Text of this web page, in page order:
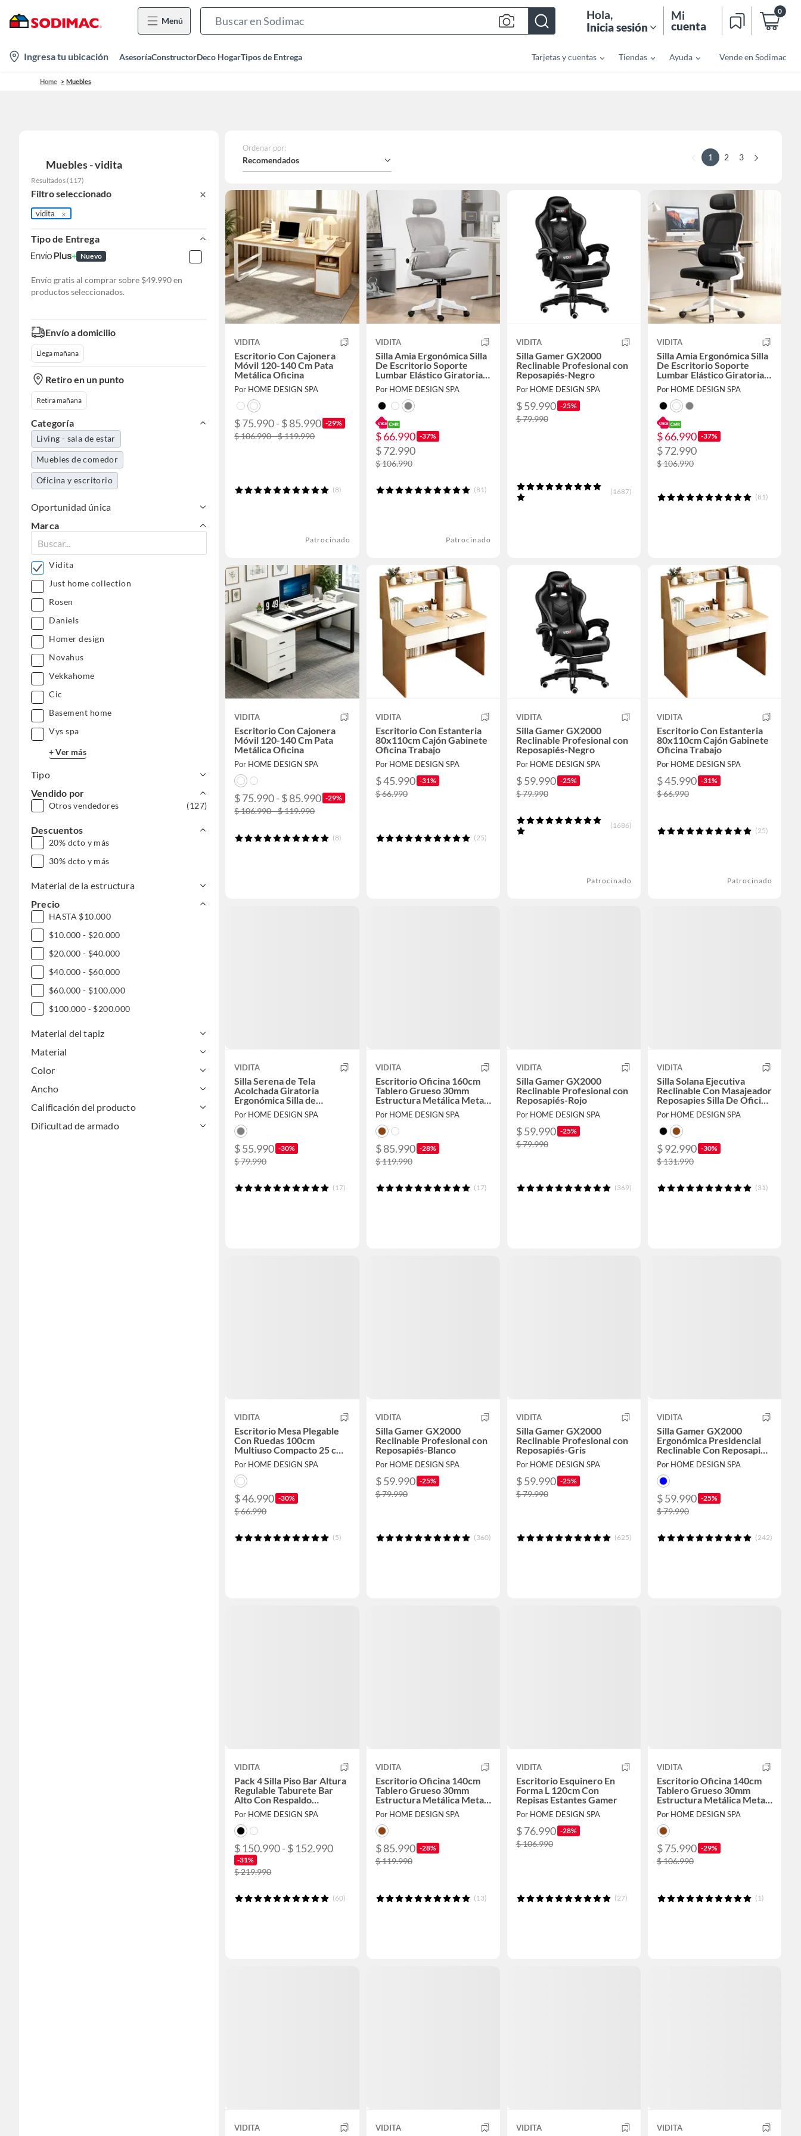
Menú
Bar
Hola,
Inicia sesión
Mi
cuenta
0
location-
icon
Ingresa tu ubicación AsesoríaConstructorDeco HogarTipos de Entrega Tarjetas y cuentas Tiendas Ayuda Vende en Sodimac
Home Muebles
Muebles - vidita
Resultados (117)
Filtro seleccionado
vidita
Tipo de Entrega
Nuevo
Envío gratis al comprar sobre $49.990 en
productos seleccionados.
Envío a domicilio
Llega mañana
Retiro en un punto
Retira mañana
Categoría
Living - sala de estar
Muebles de comedor
Oficina y escritorio
Oportunidad única
Marca
Vidita
Just home collection
Rosen
Daniels
Homer design
Novahus
Vekkahome
Cic
Basement home
Vys spa
+ Ver más
Tipo
Vendido por
Otros vendedores (127)
Descuentos
20% dcto y más
30% dcto y más
Material de la estructura
Precio
HASTA $10.000
$10.000 - $20.000
$20.000 - $40.000
$40.000 - $60.000
$60.000 - $100.000
$100.000 - $200.000
Material del tapiz
Material
Color
Ancho
Calificación del producto
Dificultad de armado
Ordenar por:
Recomendados 1 2 3
VIDITA
Escritorio Con Cajonera
Móvil 120-140 Cm Pata
Metálica Oficina
Por HOME DESIGN SPA
$ 75.990 - $ 85.990 -29%
$ 106.990 - $ 119.990
(8)
Patrocinado
VIDITA
Silla Amia Ergonómica Silla
De Escritorio Soporte
Lumbar Elástico Giratoria
Oficina
Por HOME DESIGN SPA
$ 66.990 -37%
$ 72.990
$ 106.990
(81)
Patrocinado
VIDITA
Silla Gamer GX2000
Reclinable Profesional con
Reposapiés-Negro
Por HOME DESIGN SPA
$ 59.990 -25%
$ 79.990
(1687)
VIDITA
Silla Amia Ergonómica Silla
De Escritorio Soporte
Lumbar Elástico Giratoria
Oficina
Por HOME DESIGN SPA
$ 66.990 -37%
$ 72.990
$ 106.990
(81)
VIDITA
Escritorio Con Cajonera
Móvil 120-140 Cm Pata
Metálica Oficina
Por HOME DESIGN SPA
$ 75.990 - $ 85.990 -29%
$ 106.990 - $ 119.990
(8)
VIDITA
Escritorio Con Estanteria
80x110cm Cajón Gabinete
Oficina Trabajo
Por HOME DESIGN SPA
$ 45.990 -31%
$ 66.990
(25)
VIDITA
Silla Gamer GX2000
Reclinable Profesional con
Reposapiés-Negro
Por HOME DESIGN SPA
$ 59.990 -25%
$ 79.990
(1686)
Patrocinado
VIDITA
Escritorio Con Estanteria
80x110cm Cajón Gabinete
Oficina Trabajo
Por HOME DESIGN SPA
$ 45.990 -31%
$ 66.990
(25)
Patrocinado
VIDITA
Silla Serena de Tela
Acolchada Giratoria
Ergonómica Silla de
Escritorio Oficina
Por HOME DESIGN SPA
$ 55.990 -30%
$ 79.990
(17)
VIDITA
Escritorio Oficina 160cm
Tablero Grueso 30mm
Estructura Metálica Metal
Madera
Por HOME DESIGN SPA
$ 85.990 -28%
$ 119.990
(17)
VIDITA
Silla Gamer GX2000
Reclinable Profesional con
Reposapiés-Rojo
Por HOME DESIGN SPA
$ 59.990 -25%
$ 79.990
(369)
VIDITA
Silla Solana Ejecutiva
Reclinable Con Masajeador
Reposapies Silla De Oficina
Cuero Giratorio-
Por HOME DESIGN SPA
$ 92.990 -30%
$ 131.990
(31)
VIDITA
Escritorio Mesa Plegable
Con Ruedas 100cm
Multiuso Compacto 25 cm
Plegado en 10 Segundos
Por HOME DESIGN SPA
$ 46.990 -30%
$ 66.990
(5)
VIDITA
Silla Gamer GX2000
Reclinable Profesional con
Reposapiés-Blanco
Por HOME DESIGN SPA
$ 59.990 -25%
$ 79.990
(360)
VIDITA
Silla Gamer GX2000
Reclinable Profesional con
Reposapiés-Gris
Por HOME DESIGN SPA
$ 59.990 -25%
$ 79.990
(625)
VIDITA
Silla Gamer GX2000
Ergonómica Presidencial
Reclinable Con Reposapiés
Videojuego Pc Profesional
Por HOME DESIGN SPA
$ 59.990 -25%
$ 79.990
(242)
VIDITA
Pack 4 Silla Piso Bar Altura
Regulable Taburete Bar
Alto Con Respaldo
Acolchado
Por HOME DESIGN SPA
$ 150.990 - $ 152.990
-31%
$ 219.990
(60)
VIDITA
Escritorio Oficina 140cm
Tablero Grueso 30mm
Estructura Metálica Metal
Madera
Por HOME DESIGN SPA
$ 85.990 -28%
$ 119.990
(13)
VIDITA
Escritorio Esquinero En
Forma L 120cm Con
Repisas Estantes Gamer
Por HOME DESIGN SPA
$ 76.990 -28%
$ 106.990
(27)
VIDITA
Escritorio Oficina 140cm
Tablero Grueso 30mm
Estructura Metálica Metal
Madera
Por HOME DESIGN SPA
$ 75.990 -29%
$ 106.990
(1)
VIDITA VIDITA VIDITA VIDITA